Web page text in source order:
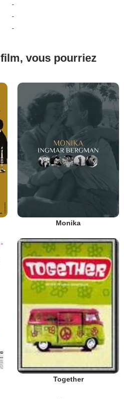
-
-
-
vous pourriez
Monika
Together